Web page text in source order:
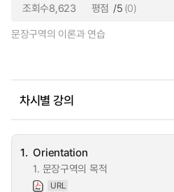
조회수8,623 평점 /5 (0)
문장구역의 이론과 연습
차시별 강의
1. Orientation
1. 문장구역의 목적
URL